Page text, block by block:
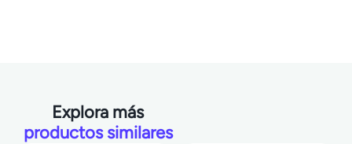
Explora más
productos similares